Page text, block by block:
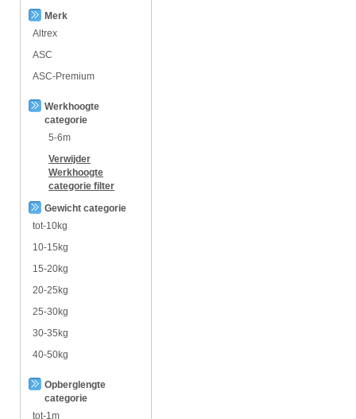
Merk
Altrex
ASC
ASC-Premium
Werkhoogte
categorie
5-6m
Verwijder
Werkhoogte
categorie filter
Gewicht categorie
tot-10kg
10-15kg
15-20kg
20-25kg
25-30kg
30-35kg
40-50kg
Opberglengte
categorie
tot-1m